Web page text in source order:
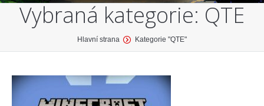
O projektu
Katalog her
Vybraná kategorie: QTE
Hlavní strana Kategorie "QTE"